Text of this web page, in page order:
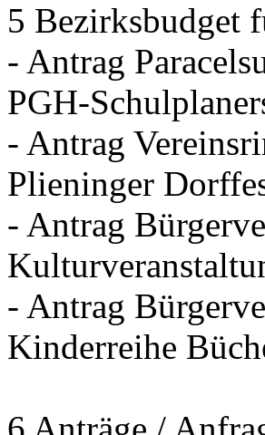
5 Bezirksbudget
- Antrag
PGH-
- Antrag
Plieninger
- Antrag
- Antrag
Kinderreihe